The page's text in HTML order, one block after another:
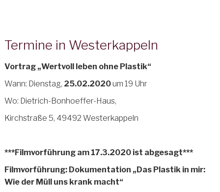
Termine in Westerkappeln
Vortrag „Wertvoll leben ohne Plastik“
Wann: Dienstag, 25.02.2020um 19 Uhr
Wo: Dietrich-Bonhoeffer-Haus,
Kirchstraße 5, 49492 Westerkappeln
***Filmvorführung am 17.3.2020 ist abgesagt***
Filmvorführung: Dokumentation „Das Plastik in mir:
Wie der Müll uns krank macht“